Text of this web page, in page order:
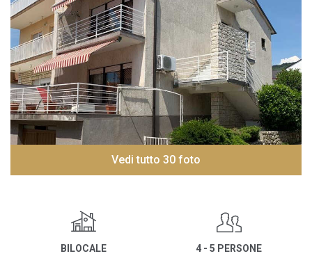
Vedi tutto 30 foto
BILOCALE 4 - 5 PERSONE